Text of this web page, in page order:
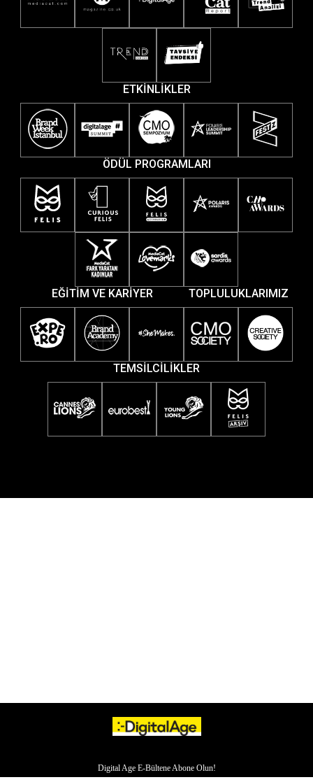
ETKİNLİKLER
ÖDÜL PROGRAMLARI
EĞİTİM VE KARİYER TOPLULUKLARIMIZ
TEMSİLCİLİKLER
Digital Age E-Bültene Abone Olun!